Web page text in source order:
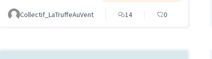
Collectif_LaTruffeAuVent 14 0